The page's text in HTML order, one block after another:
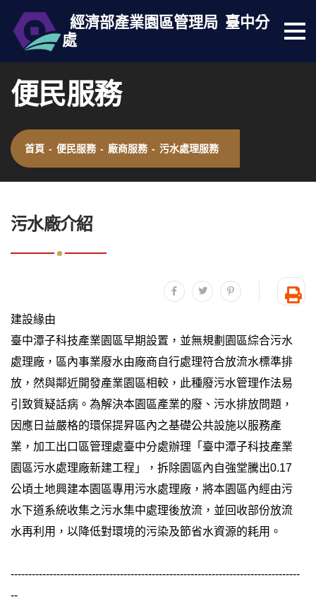
跳到主要內容
網站導覽
經濟部產業園區管理局 臺中分
處
選
單
便民服務
首頁 - 便民服務 - 廠商服務 - 污水處理服務
污水廠介紹
分享至facebook
分享至twitter分享至plurk
友
建設緣由
臺中潭子科技產業園區早期設置，並無規劃園區綜合污水
處理廠，區內事業廢水由廠商自行處理符合放流水標準排
放，然與鄰近開發產業園區相較，此種廢污水管理作法易
引致質疑話病。為解決本園區產業的廢、污水排放問題，
因應日益嚴格的環保提昇區內之基礎公共設施以服務產
業，加工出口區管理處臺中分處辦理「臺中潭子科技產業
園區污水處理廠新建工程」，拆除園區內自強堂騰出0.17
公頃土地興建本園區專用污水處理廠，將本園區內經由污
水下道系統收集之污水集中處理後放流，並回收部份放流
水再利用，以降低對環境的污染及節省水資源的耗用。
----------------------------------------------------------------------------------
--